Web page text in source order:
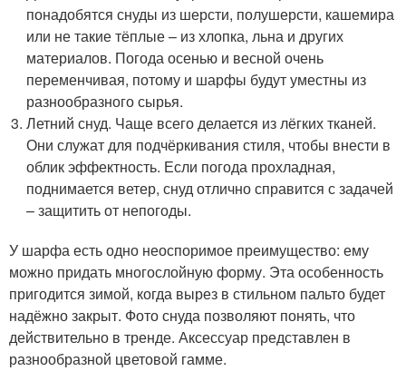
понадобятся снуды из шерсти, полушерсти, кашемира
или не такие тёплые – из хлопка, льна и других
материалов. Погода осенью и весной очень
переменчивая, потому и шарфы будут уместны из
разнообразного сырья.
Летний снуд. Чаще всего делается из лёгких тканей.
Они служат для подчёркивания стиля, чтобы внести в
облик эффектность. Если погода прохладная,
поднимается ветер, снуд отлично справится с задачей
– защитить от непогоды.
У шарфа есть одно неоспоримое преимущество: ему
можно придать многослойную форму. Эта особенность
пригодится зимой, когда вырез в стильном пальто будет
надёжно закрыт. Фото снуда позволяют понять, что
действительно в тренде. Аксессуар представлен в
разнообразной цветовой гамме.